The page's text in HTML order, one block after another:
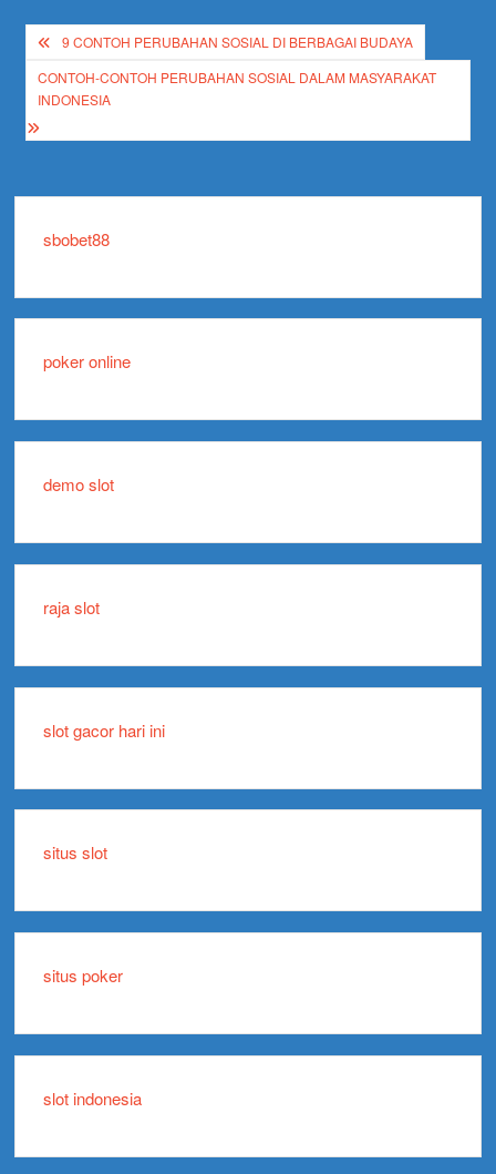
Post
navigation
9 CONTOH PERUBAHAN SOSIAL DI BERBAGAI BUDAYA
CONTOH-CONTOH PERUBAHAN SOSIAL DALAM MASYARAKAT
INDONESIA
sbobet88
poker online
demo slot
raja slot
slot gacor hari ini
situs slot
situs poker
slot indonesia